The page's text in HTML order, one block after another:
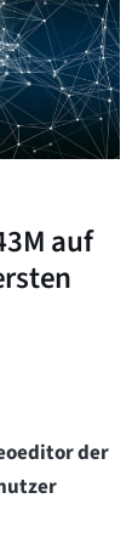
auf
der